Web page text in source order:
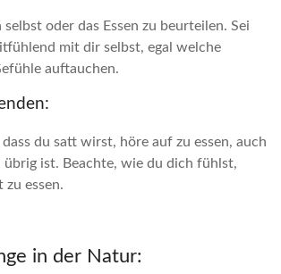
selbst oder das Essen zu beurteilen. Sei
mit dir selbst, egal welche
auftauchen.
du satt wirst, höre auf zu essen, auch
übrig ist. Beachte, wie du dich fühlst,
essen.
in der Natur: